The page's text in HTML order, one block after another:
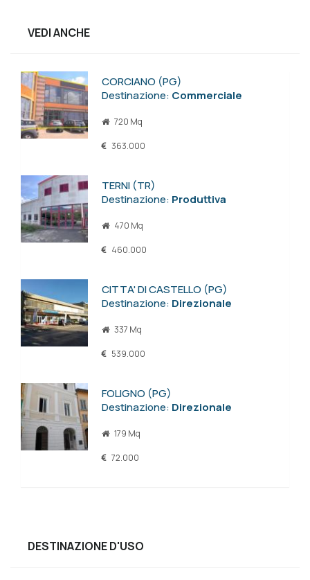
VEDI ANCHE
CORCIANO (PG)
Destinazione: Commerciale
720 Mq
363.000
TERNI (TR)
Destinazione: Produttiva
470 Mq
460.000
CITTA' DI CASTELLO (PG)
Destinazione: Direzionale
337 Mq
539.000
FOLIGNO (PG)
Destinazione: Direzionale
179 Mq
72.000
DESTINAZIONE D'USO